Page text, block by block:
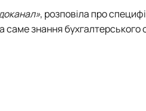
, розповіла про
знання бухгалтерського